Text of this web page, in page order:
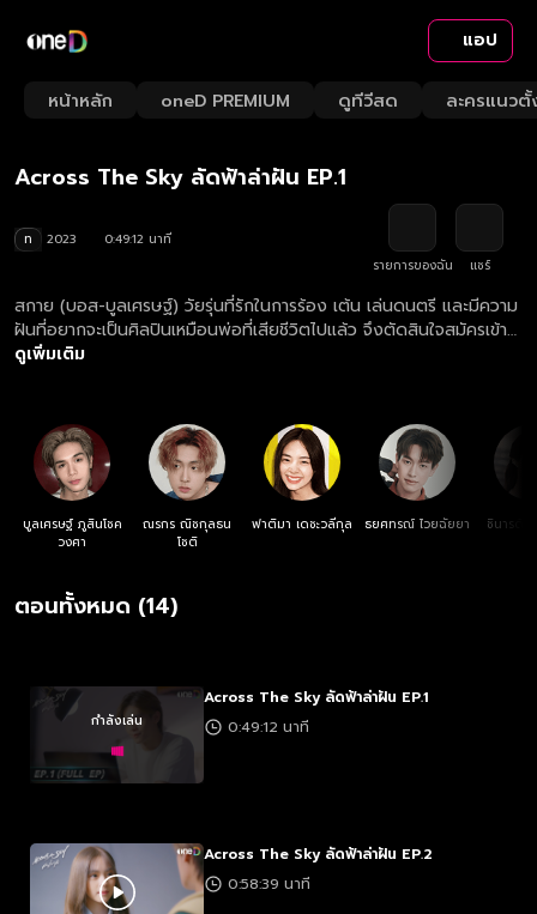
แอป
หน้าหลัก oneD PREMIUM ดูทีวีสด ละครแนวตั้
Loaded:
2.02%
Rate
Across The Sky ลัดฟ้าล่าฝัน EP.1
ท 2023
0:49:12 นาที
รายการของฉัน
แชร์
สกาย (บอส-บูลเศรษฐ์) วัยรุ่นที่รักในการร้อง เต้น เล่นดนตรี และมีความ
ฝันที่อยากจะเป็นศิลปินเหมือนพ่อที่เสียชีวิตไปแล้ว จึงตัดสินใจสมัครเข้า
โรงเรียนสอนร้องสอนเต้น Max Academy ซึ่งการก้าวเข้ามาเรียนที่นี่ทำ
การเต้น เพื่อช่วงชิงการเป็นตัวแทนของโรงเรียน ไปแข่งขันยังเวทีระดับ
ประเทศ สุดท้ายแล้วการต่อสู้ ที่เต็มไปด้วยความฝัน ความรัก เพื่อจุด
หมายของชีวิตครั้งนี้จะลงเอยอย่างไร ตามลุ้นและเอาใจช่วยพวกเขา ได้ใน
ละคร “Across The Sky ลัดฟ้าล่าฝัน” ดูย้อนหลัง Across The Sky
ลัดฟ้าล่าฝัน ครบทุกตอน ฟรี! ทางเว็บไซต์และแอปฯ oneD.net
ดูเพิ่มเติม
บูลเศรษฐ์ ภูสินโชค
วงศา
ณรกร ณิชกุลธน
โชติ
ฟาติมา เดชะวลีกุล ธยศทรณ์ ไวยฉัยยา
ชินารดี
ตอนทั้งหมด (14)
กำลังเล่น
Across The Sky ลัดฟ้าล่าฝัน EP.1
0:49:12 นาที
Across The Sky ลัดฟ้าล่าฝัน EP.2
0:58:39 นาที